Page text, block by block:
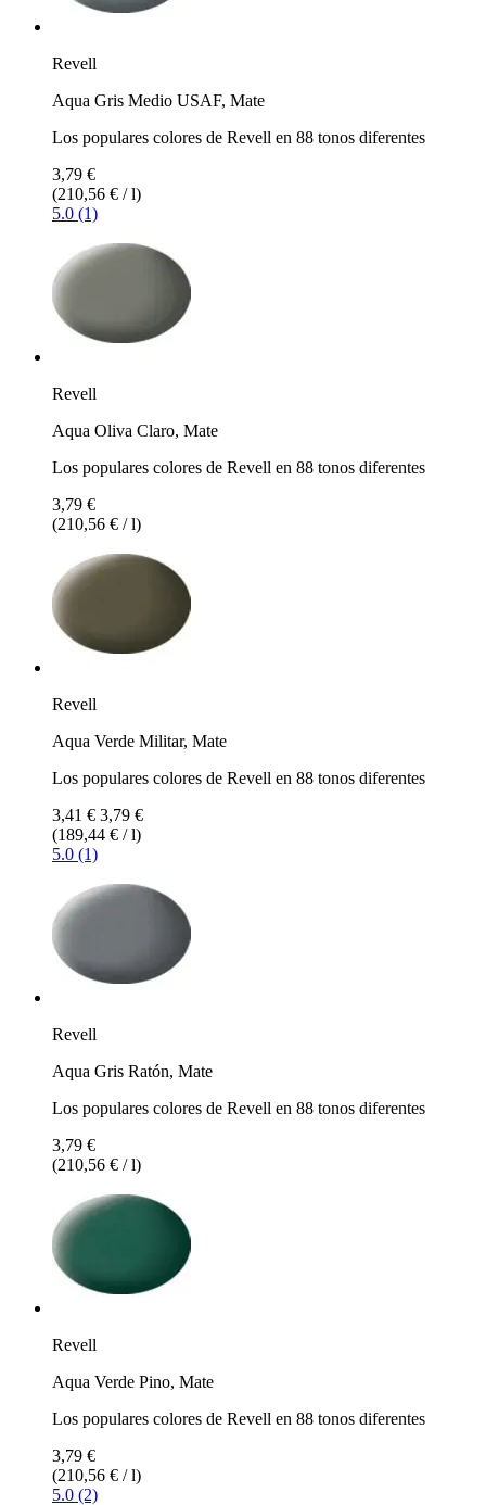
Revell
Aqua Gris Medio USAF, Mate
Los populares colores de Revell en 88 tonos diferentes
3,79 €
(210,56 € / l)
5.0 (1)
Revell
Aqua Oliva Claro, Mate
Los populares colores de Revell en 88 tonos diferentes
3,79 €
(210,56 € / l)
Revell
Aqua Verde Militar, Mate
Los populares colores de Revell en 88 tonos diferentes
3,41 € 3,79 €
(189,44 € / l)
5.0 (1)
Revell
Aqua Gris Ratón, Mate
Los populares colores de Revell en 88 tonos diferentes
3,79 €
(210,56 € / l)
Revell
Aqua Verde Pino, Mate
Los populares colores de Revell en 88 tonos diferentes
3,79 €
(210,56 € / l)
5.0 (2)